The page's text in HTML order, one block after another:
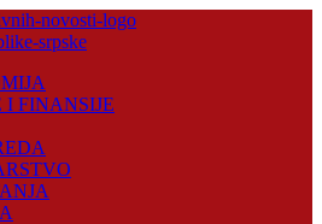
I FINANSIJE